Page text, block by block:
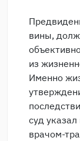
вины,
из
Именно
суд
врачом-